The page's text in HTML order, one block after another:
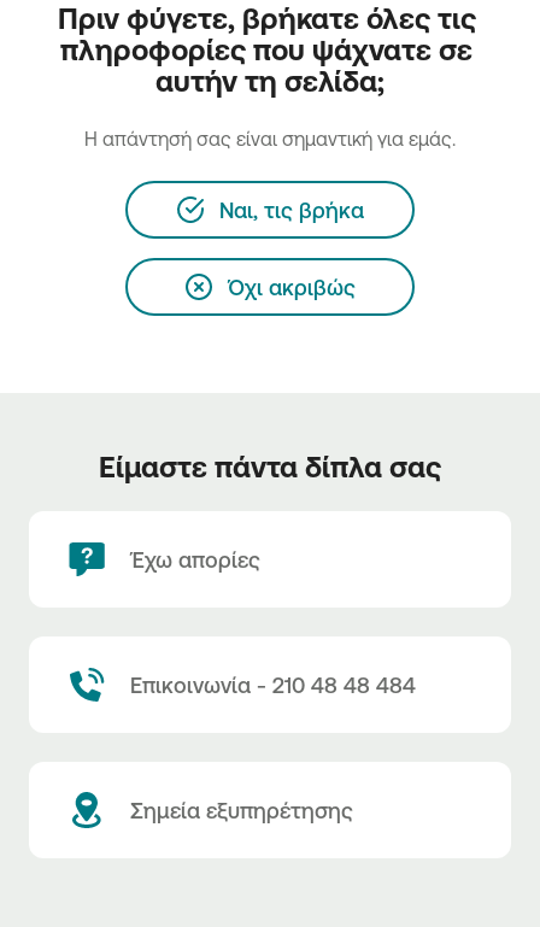
Πριν φύγετε, βρήκατε όλες τις
πληροφορίες που ψάχνατε σε
αυτήν τη σελίδα;
H απάντησή σας είναι σημαντική για εμάς.
Ναι, τις βρήκα
Όχι ακριβώς
Είμαστε πάντα δίπλα σας
Έχω απορίες
Επικοινωνία - 210 48 48 484
Σημεία εξυπηρέτησης